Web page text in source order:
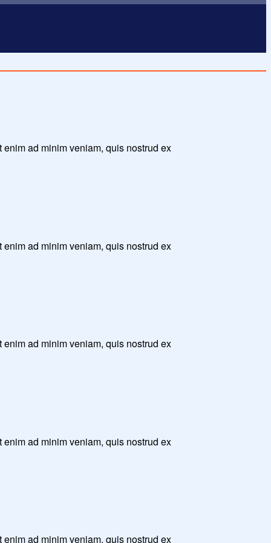
ad minim veniam, quis nostrud ex
ad minim veniam, quis nostrud ex
ad minim veniam, quis nostrud ex
ad minim veniam, quis nostrud ex
ad minim veniam, quis nostrud ex